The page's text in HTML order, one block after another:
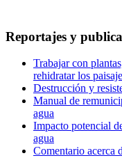
Reportajes y
Trabajar con
rehidratar los
Destrucción y
Manual de
agua
Impacto potencial
agua
Comentario acerca